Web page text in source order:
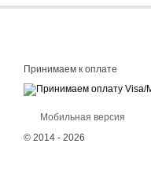
Принимаем к оплате
Мобильная версия
© 2014 - 2026